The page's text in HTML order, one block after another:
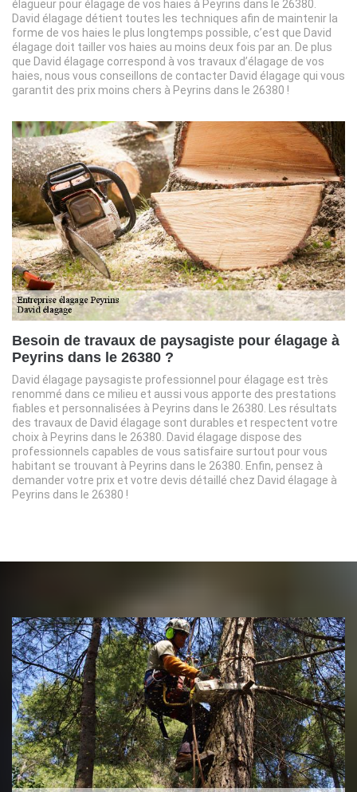
élagueur pour élagage de vos haies à Peyrins dans le 26380.
David élagage détient toutes les techniques afin de maintenir la
forme de vos haies le plus longtemps possible, c’est que David
élagage doit tailler vos haies au moins deux fois par an. De plus
que David élagage correspond à vos travaux d’élagage de vos
haies, nous vous conseillons de contacter David élagage qui vous
garantit des prix moins chers à Peyrins dans le 26380 !
Besoin de travaux de paysagiste pour élagage à
Peyrins dans le 26380 ?
David élagage paysagiste professionnel pour élagage est très
renommé dans ce milieu et aussi vous apporte des prestations
fiables et personnalisées à Peyrins dans le 26380. Les résultats
des travaux de David élagage sont durables et respectent votre
choix à Peyrins dans le 26380. David élagage dispose des
professionnels capables de vous satisfaire surtout pour vous
habitant se trouvant à Peyrins dans le 26380. Enfin, pensez à
demander votre prix et votre devis détaillé chez David élagage à
Peyrins dans le 26380 !